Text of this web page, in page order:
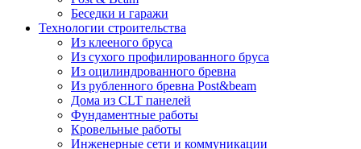
Беседки и гаражи
Технологии строительства
Из клееного бруса
Из сухого профилированного бруса
Из оцилиндрованного бревна
Из рубленного бревна Post&beam
Дома из CLT панелей
Фундаментные работы
Кровельные работы
Инженерные сети и коммуникации